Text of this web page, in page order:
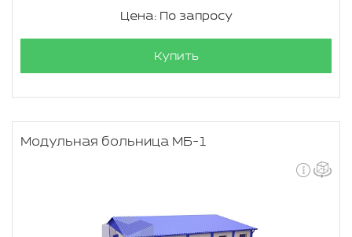
Цена: По запросу
Купить
Модульная больница МБ-1